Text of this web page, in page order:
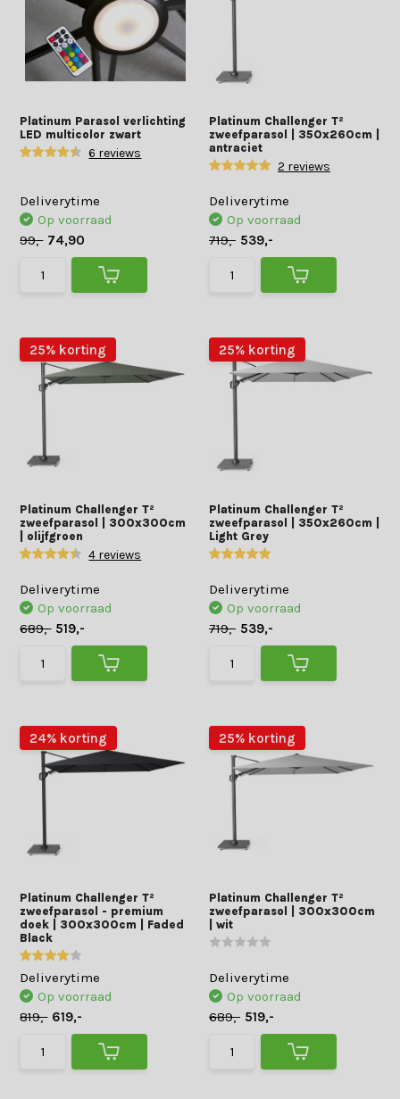
Platinum Parasol verlichting
LED multicolor zwart
6 reviews
Deliverytime
Op voorraad
99,- 74,90
Platinum Challenger T²
zweefparasol | 350x260cm |
antraciet
2 reviews
Deliverytime
Op voorraad
719,- 539,-
25% korting
Platinum Challenger T²
zweefparasol | 300x300cm
| olijfgroen
4 reviews
Deliverytime
Op voorraad
689,- 519,-
25% korting
Platinum Challenger T²
zweefparasol | 350x260cm |
Light Grey
Deliverytime
Op voorraad
719,- 539,-
24% korting
Platinum Challenger T²
zweefparasol - premium
doek | 300x300cm | Faded
Black
Deliverytime
Op voorraad
819,- 619,-
25% korting
Platinum Challenger T²
zweefparasol | 300x300cm
| wit
Deliverytime
Op voorraad
689,- 519,-